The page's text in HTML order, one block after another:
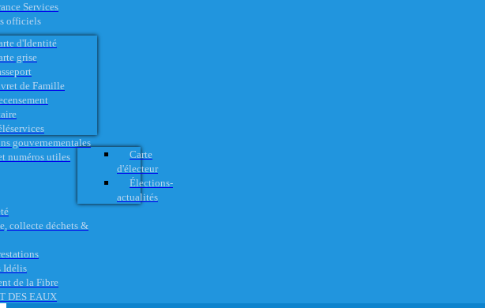
Services
officiels
d'Identité
grise
de Famille
gouvernementales
numéros utiles
Carte
d'électeur
Élections-
actualités
collecte déchets &
Idélis
de la Fibre
DES EAUX